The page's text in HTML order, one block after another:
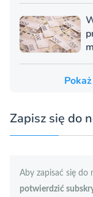
Zapisz się do
Aby zapisać się do
potwierdzić